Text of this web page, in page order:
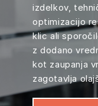
izdelkov,
optimizacijo
klic ali
z dodano
kot zaupanja
zagotavlja